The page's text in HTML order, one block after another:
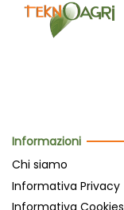
Informazioni
Chi siamo
Informativa Privacy